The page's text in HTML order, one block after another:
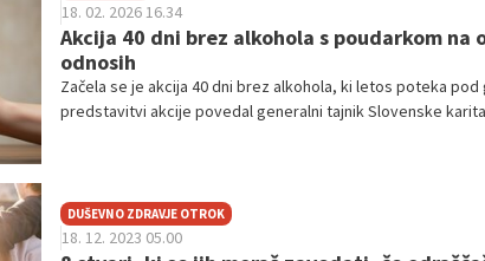
18. 02. 2026 16.34
Akcija 40 dni brez alkohola s poudarkom na
odnosih
Začela se je akcija 40 dni brez alkohola, ki letos poteka
predstavitvi akcije povedal generalni tajnik Slovenske
DUŠEVNO ZDRAVJE OTROK
18. 12. 2023 05.00